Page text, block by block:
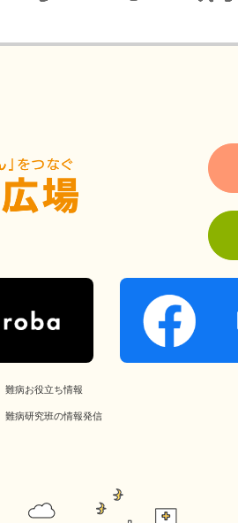
難病お役立ち情報
難病研究班の情報発信